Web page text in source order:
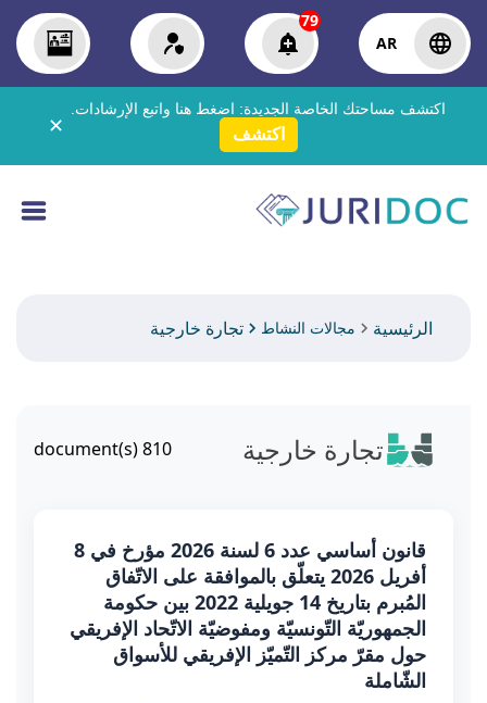
AR
79
اكتشف مساحتك الخاصة الجديدة: اضغط هنا واتبع الإرشادات.
اكتشف ✕
الرئيسية مجالات النشاط تجارة خارجية
تجارة خارجية 810
قانون أساسي عدد 6 لسنة 2026 مؤرخ في 8
أفريل 2026 يتعلّق بالموافقة على الاتّفاق
المُبرم بتاريخ 14 جويلية 2022 بين حكومة
الجمهوريّة التّونسيّة ومفوضيّة الاتّحاد الإفريقي
حول مقرّ مركز التّميّز الإفريقي للأسواق
الشّاملة